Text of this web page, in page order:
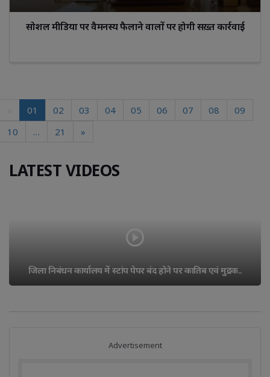
सोशल मीडिया पर वैमनस्य फैलाने वालों पर होगी सख़्त कार्रवाई
01 02 03 04 05 06 07 08
09
10
… 21 »
LATEST VIDEOS
12 साल पुराने रास्ते पर गाड़े लोहे के एंगल, किसान ने लगाए..
Advertisement